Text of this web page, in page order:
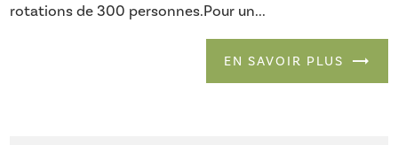
rotations de 300 personnes.Pour un...
EN SAVOIR PLUS